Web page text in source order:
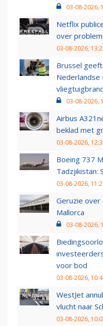
03-08-2026,
Netflix
over
03-08-2026,
Brussel
Nederlandse
03-08-2026,
Airbus
beklad met
03-08-2026,
Boeing 737
Tadzjikistan:
03-08-2026,
Geruzie over
Mallorca
03-08-2026,
voor bod
03-08-2026,
WestJet
vlucht naar
03-08-2026,